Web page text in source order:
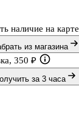
наличие на карте
из магазина
350 ₽
за 3 часа